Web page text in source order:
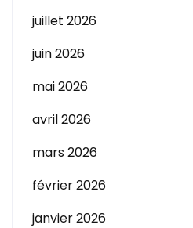
juillet 2026
juin 2026
mai 2026
avril 2026
mars 2026
février 2026
janvier 2026